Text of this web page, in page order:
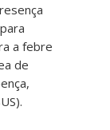
a febre
de